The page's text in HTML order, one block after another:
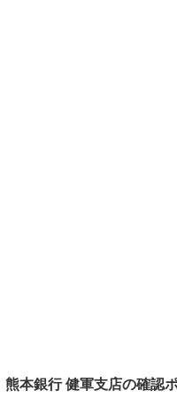
熊本銀行 健軍支店の確認